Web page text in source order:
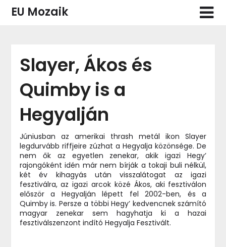
SkipEU Mozaik
Slayer, Ákos és
Quimby is a
Hegyalján
Júniusban az amerikai thrash metál ikon Slayer
legdurvább riffjeire zúzhat a Hegyalja közönsége. De
nem ők az egyetlen zenekar, akik igazi Hegy’
rajongóként idén már nem bírják a tokaji buli nélkül,
két év kihagyás után visszalátogat az igazi
fesztiválra, az igazi arcok közé Ákos, aki fesztiválon
először a Hegyalján lépett fel 2002-ben, és a
Quimby is. Persze a többi Hegy’ kedvencnek számító
magyar zenekar sem hagyhatja ki a hazai
fesztiválszenzont indító Hegyalja Fesztivált.